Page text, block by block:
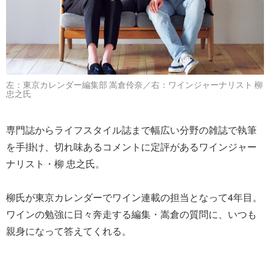
左：東京カレンダー編集部 嵩倉伶奈／右：ワインジャーナリスト 柳
忠之氏
専門誌からライフスタイル誌まで幅広い分野の雑誌で執筆
を手掛け、切れ味あるコメントに定評があるワインジャー
ナリスト・柳 忠之氏。
柳氏が東京カレンダーでワイン連載の担当となって4年目。
ワインの勉強に日々奔走する編集・嵩倉の質問に、いつも
親身になって答えてくれる。